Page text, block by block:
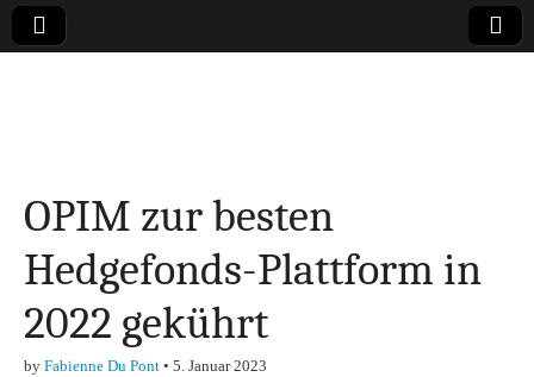
Finanzen,
Marketing-, Vertrieb-
& Investment-Tipps
OPIM zur besten
Hedgefonds-Plattform in
2022 gekührt
by Fabienne Du Pont • 5. Januar 2023